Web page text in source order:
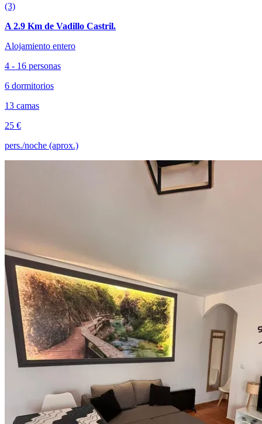
(3)
A 2.9 Km de Vadillo Castril.
Alojamiento entero
4 - 16 personas
6 dormitorios
13 camas
25 €
pers./noche (aprox.)